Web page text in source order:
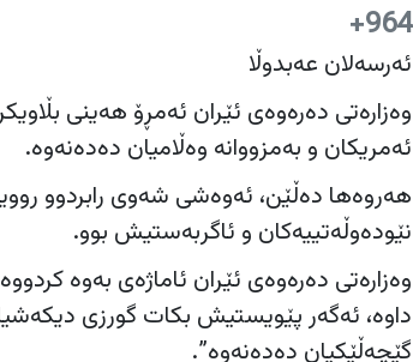
964+
ئەرسەلان عەبدوڵا
وەزارەتی دەرەوەی ئێران ئەمڕۆ هەینی
ئەمریکان و بەمزووانە وەڵامیان دەدەنەوە.
هەروەها دەڵێن، ئەوەشی شەوی رابردوو
نێودەوڵەتییەکان و ئاگربەستیش بوو.
وەزارەتی دەرەوەی ئێران ئاماژەی بەوە
داوە، ئەگەر پێویستیش بکات گورزی
گێچەڵێکیان دەدەنەوە”.